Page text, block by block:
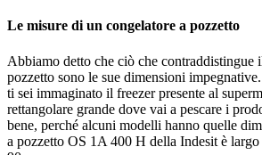
Le misure di un congelatore a pozzetto
Abbiamo detto che ciò che contraddistingue
pozzetto sono le sue dimensioni
ti sei immaginato il freezer presente al
rettangolare grande dove vai a pescare i
bene, perché alcuni modelli hanno quelle
a pozzetto OS 1A 400 H della Indesit è